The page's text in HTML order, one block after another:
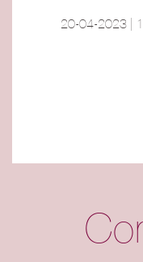
20-04-2023 |